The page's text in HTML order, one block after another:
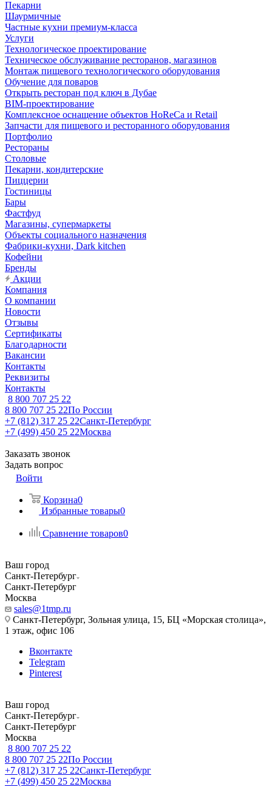
Пекарни
Шаурмичные
Частные кухни премиум-класса
Услуги
Технологическое проектирование
Техническое обслуживание ресторанов, магазинов
Монтаж пищевого технологического оборудования
Обучение для поваров
Открыть ресторан под ключ в Дубае
BIM-проектирование
Комплексное оснащение объектов HoReCa и Retail
Запчасти для пищевого и ресторанного оборудования
Портфолио
Рестораны
Столовые
Пекарни, кондитерские
Пиццерии
Гостиницы
Бары
Фастфуд
Магазины, супермаркеты
Объекты социального назначения
Фабрики-кухни, Dark kitchen
Кофейни
Бренды
Акции
Компания
О компании
Новости
Отзывы
Сертификаты
Благодарности
Вакансии
Контакты
Реквизиты
Контакты
8 800 707 25 22
8 800 707 25 22По России
+7 (812) 317 25 22Санкт-Петербург
+7 (499) 450 25 22Москва
Заказать звонок
Задать вопрос
Войти
Корзина0
Избранные товары0
Сравнение товаров0
Ваш город
Санкт-Петербург
Санкт-Петербург
Москва
sales@1tmp.ru
Санкт-Петербург, Зольная улица, 15, БЦ «Морская столица»,
1 этаж, офис 106
Вконтакте
Telegram
Pinterest
Ваш город
Санкт-Петербург
Санкт-Петербург
Москва
8 800 707 25 22
8 800 707 25 22По России
+7 (812) 317 25 22Санкт-Петербург
+7 (499) 450 25 22Москва